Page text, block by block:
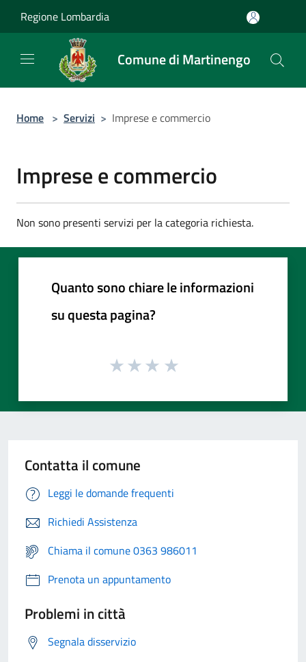
Regione Lombardia
Comune di Martinengo
Home > Servizi > Imprese e commercio
Imprese e commercio
Non sono presenti servizi per la categoria richiesta.
Quanto sono chiare le informazioni
su questa pagina?
Contatta il comune
Leggi le domande frequenti
Richiedi Assistenza
Chiama il comune 0363 986011
Prenota un appuntamento
Problemi in città
Segnala disservizio